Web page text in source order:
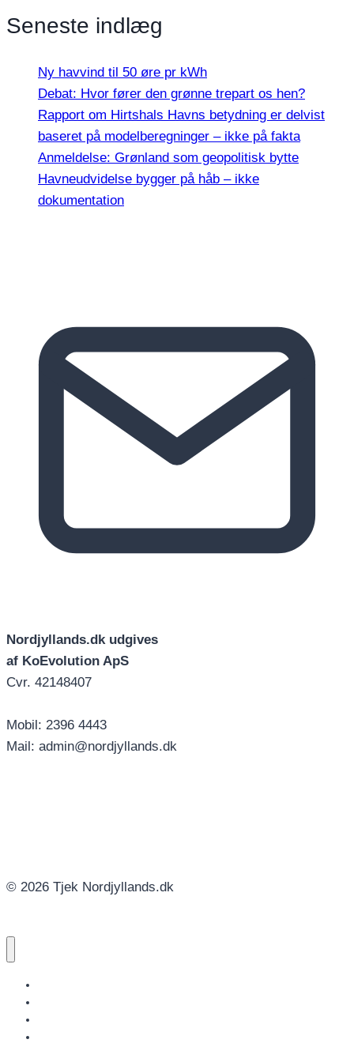
Seneste indlæg
Ny havvind til 50 øre pr kWh
Debat: Hvor fører den grønne trepart os hen?
Rapport om Hirtshals Havns betydning er delvist
baseret på modelberegninger – ikke på fakta
Anmeldelse: Grønland som geopolitisk bytte
Havneudvidelse bygger på håb – ikke
dokumentation
Nordjyllands.dk udgives
af KoEvolution ApS
Cvr. 42148407
Mobil: 2396 4443
Mail: admin@nordjyllands.dk
© 2026 Tjek Nordjyllands.dk